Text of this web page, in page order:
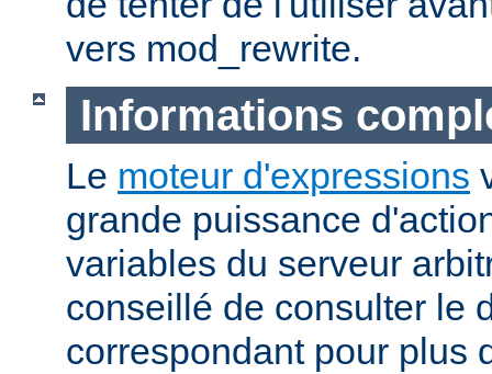
vers mod_rewrite.
Informations
Le moteur d'expressions
grande puissance
variables du serveur
conseillé de consulter le
correspondant pour plus